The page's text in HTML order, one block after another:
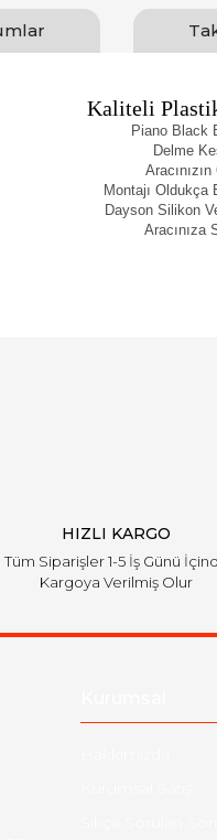
Kaliteli
Piano Black
Delme
Montajı
Dayson Silikon
Aracınıza
HIZLI KARGO
Tüm Siparişler 1-5 İş Günü
Kargoya Verilmiş Olur